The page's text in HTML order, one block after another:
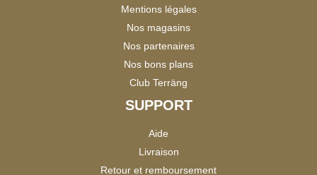
Mentions légales
Nos magasins
Nos partenaires
Nos bons plans
Club Terräng
SUPPORT
Aide
Livraison
Retour et remboursement